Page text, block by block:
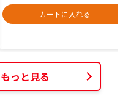
カートに入れる
っと見る